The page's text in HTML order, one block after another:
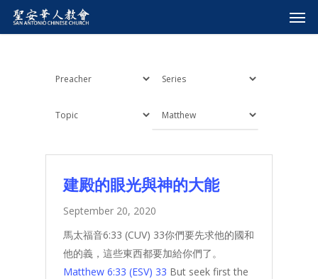
建殿的眼光與神的大能
September 20, 2020
馬太福音6:33 (CUV) 33你們要先求他的國和
他的義，這些東西都要加給你們了。
Matthew 6:33 (ESV) 33 But seek first the